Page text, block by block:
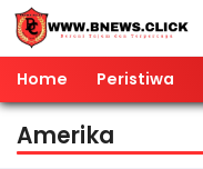
Home Peristiwa
Amerika